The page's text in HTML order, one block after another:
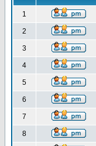
1
2
3
4
5
6
7
8